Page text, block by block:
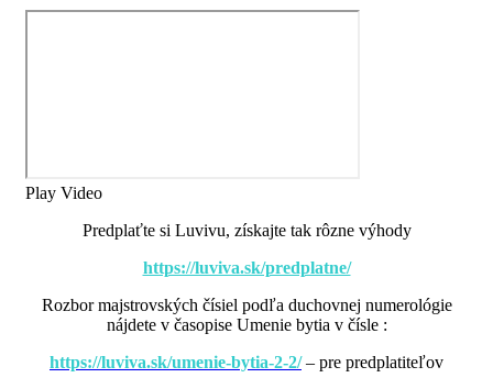
Play Video
Predplaťte si Luvivu, získajte tak rôzne výhody
https://luviva.sk/predplatne/
Rozbor majstrovských čísiel podľa duchovnej numerológie
nájdete v časopise Umenie bytia v čísle :
https://luviva.sk/umenie-bytia-2-2/– pre predplatiteľov